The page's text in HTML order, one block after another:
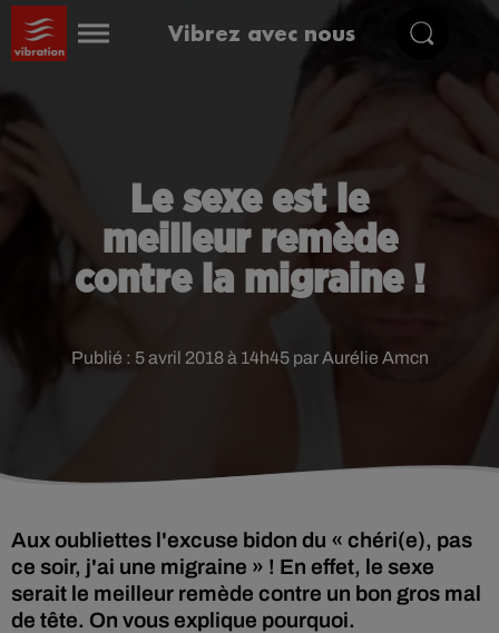
Vibrez avec nous
Le sexe est le
meilleur remède
contre la migraine !
Publié : 5 avril 2018 à 14h45 par Aurélie Amcn
Aux oubliettes l'excuse bidon du « chéri(e), pas
ce soir, j'ai une migraine » ! En effet, le sexe
serait le meilleur remède contre un bon gros mal
de tête. On vous explique pourquoi.